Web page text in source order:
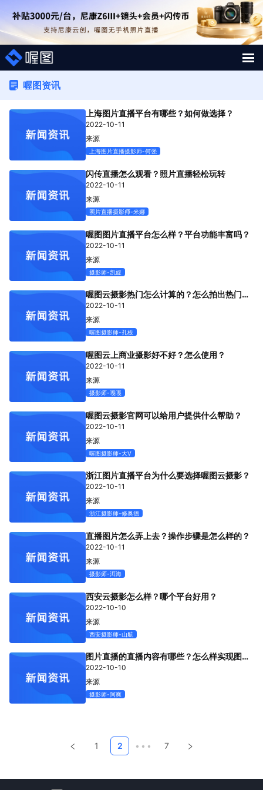
解决方案
照片案例
图片直播系统
AI行业大模型
喔图Skill
影像人才
专题微站
关于我们
立即预约HOT
喔图资讯
上海图片直播平台有哪些？如何做选择？
2022-10-11
来源
上海图片直播摄影师-何强
闪传直播怎么观看？照片直播轻松玩转
2022-10-11
来源
照片直播摄影师-米娜
喔图图片直播平台怎么样？平台功能丰富吗？
2022-10-11
来源
摄影师-凯旋
喔图云摄影热门怎么计算的？怎么拍出热门照
片？
2022-10-11
来源
喔图摄影师-孔板
喔图云上商业摄影好不好？怎么使用？
2022-10-11
来源
摄影师-嘎嘎
喔图云摄影官网可以给用户提供什么帮助？
2022-10-11
来源
喔图摄影师-大V
浙江图片直播平台为什么要选择喔图云摄影？
2022-10-11
来源
浙江摄影师-修奥德
直播图片怎么弄上去？操作步骤是怎么样的？
2022-10-11
来源
摄影师-洱海
西安云摄影怎么样？哪个平台好用？
2022-10-10
来源
西安摄影师-山航
图片直播的直播内容有哪些？怎么样实现图片
直播？
2022-10-10
来源
摄影师-阿爽
1 2 ••• 7